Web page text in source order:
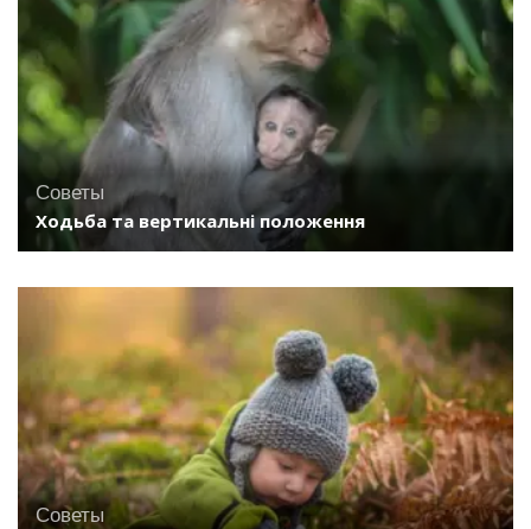
Советы
Ходьба та вертикальні положення
Советы